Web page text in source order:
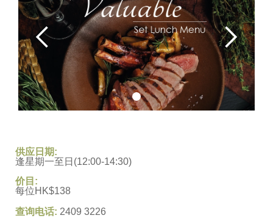
供应日期:
逢星期一至日(12:00-14:30)
价目:
每位HK$138
查询电话: 2409 3226